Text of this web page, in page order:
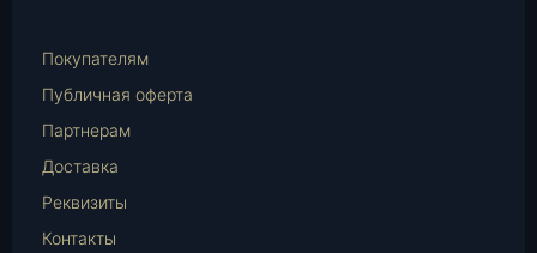
Mail
Покупателям
Публичная оферта
Партнерам
Доставка
Реквизиты
Контакты